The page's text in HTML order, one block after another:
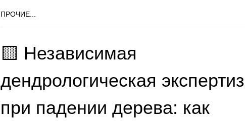
ПРОЧИЕ...
🟨 Независимая
дендрологическая
при падении дерева: как